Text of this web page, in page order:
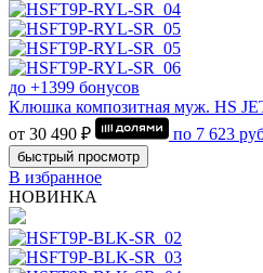
до +1399 бонусов
Клюшка композитная муж. HS
от 30 490 ₽
по 7 623
быстрый просмотр
В избранное
НОВИНКА